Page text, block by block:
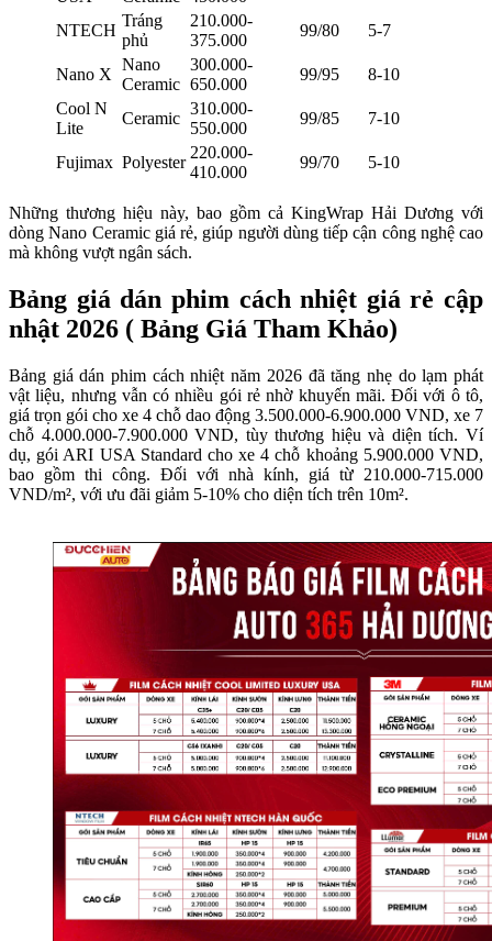
NTECH
Tráng
phủ
210.000-
375.000
99/80 5-7
Nano X
Nano
Ceramic
300.000-
650.000
99/95
8-10
Cool N
Lite
Ceramic
310.000-
550.000
99/85 7-10
Fujimax Polyester
220.000-
410.000
99/70 5-10
Những thương hiệu này, bao gồm cả KingWrap Hải Dương với
dòng Nano Ceramic giá rẻ, giúp người dùng tiếp cận công nghệ cao
mà không vượt ngân sách.
Bảng giá dán phim cách nhiệt giá rẻ cập
nhật 2026 ( Bảng Giá Tham Khảo)
Bảng giá dán phim cách nhiệt năm 2026 đã tăng nhẹ do lạm phát
vật liệu, nhưng vẫn có nhiều gói rẻ nhờ khuyến mãi. Đối với ô tô,
giá trọn gói cho xe 4 chỗ dao động 3.500.000-6.900.000 VND, xe 7
chỗ 4.000.000-7.900.000 VND, tùy thương hiệu và diện tích. Ví
dụ, gói ARI USA Standard cho xe 4 chỗ khoảng 5.900.000 VND,
bao gồm thi công. Đối với nhà kính, giá từ 210.000-715.000
VND/m², với ưu đãi giảm 5-10% cho diện tích trên 10m².